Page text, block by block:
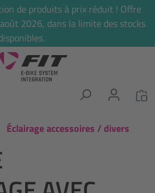
de produits à prix réduit ! Offre
2026, dans la limite des stocks
Éclairage accessoires / divers